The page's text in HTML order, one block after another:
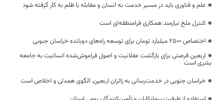
علم و فناوری باید در مسیر خدمت به انسان و مقابله با ظلم به کار گرفته شود
کنترل ملخ نیازمند همکاری فرامنطقه‌ای است
اختصاص 2500 میلیارد تومان برای توسعه راه‌های دوبانده خراسان جنوبی
اربعین فرصتی برای بازگشت عقلانیت و اصول فراموش‌شده انسانیت به جامعه
بشری است
خراسان جنوبی در خدمت‌رسانی به زائران اربعین، الگوی همدلی و اخلاص است